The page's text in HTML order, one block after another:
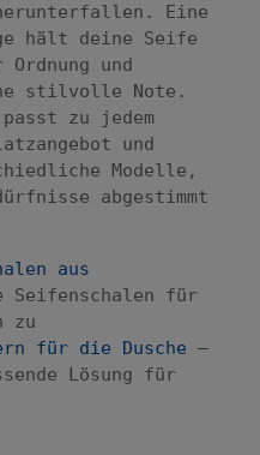
Eine
hält deine Seife
und
stilvolle Note.
zu jedem
und
Modelle,
abgestimmt
aus
für
zu
für die Dusche –
Lösung für